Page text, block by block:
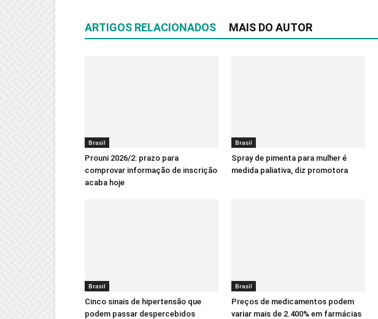
ARTIGOS RELACIONADOS MAIS DO AUTOR
Brasil
Prouni 2026/2: prazo para
comprovar informação de inscrição
acaba hoje
Brasil
Spray de pimenta para mulher é
medida paliativa, diz promotora
Brasil
Cinco sinais de hipertensão que
podem passar despercebidos
Brasil
Preços de medicamentos podem
variar mais de 2.400% em farmácias